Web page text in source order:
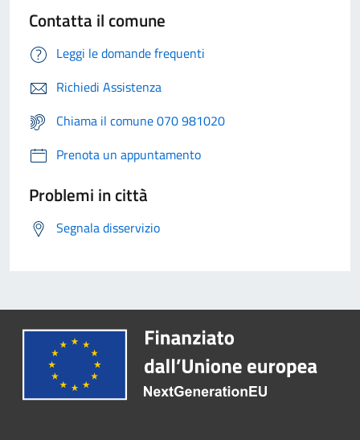
Contatta il comune
Leggi le domande frequenti
Richiedi Assistenza
Chiama il comune 070 981020
Prenota un appuntamento
Problemi in città
Segnala disservizio